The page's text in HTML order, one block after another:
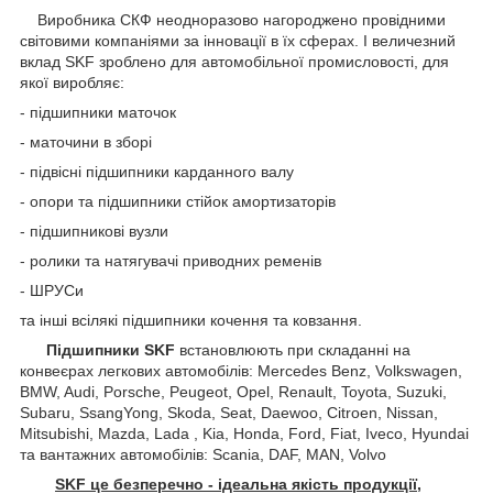
Виробника СКФ неодноразово нагороджено провідними
світовими компаніями за інновації в їх сферах. І величезний
вклад SKF зроблено для автомобільної промисловості, для
якої виробляє:
- підшипники маточок
- маточини в зборі
- підвісні підшипники карданного валу
- опори та підшипники стійок амортизаторів
- підшипникові вузли
- ролики та натягувачі приводних ременів
- ШРУСи
та інші всілякі підшипники кочення та ковзання.
Підшипники SKF встановлюють при складанні на
конвеєрах легкових автомобілів: Mercedes Benz, Volkswagen,
BMW, Audi, Porsche, Peugeot, Opel, Renault, Toyota, Suzuki,
Subaru, SsangYong, Skoda, Seat, Daewoo, Citroen, Nissan,
Mitsubishi, Mazda, Lada , Kia, Honda, Ford, Fiat, Iveco, Hyundai
та вантажних автомобілів: Scania, DAF, MAN, Volvo
SKF це безперечно - ідеальна якість продукції,